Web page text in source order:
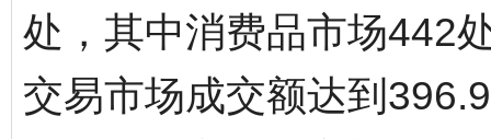
处，其中消费品市场442
交易市场成交额达到